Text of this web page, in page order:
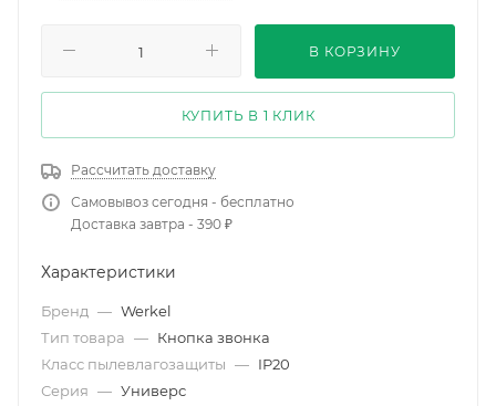
В КОРЗИНУ
КУПИТЬ В 1 КЛИК
Рассчитать доставку
Самовывоз сегодня - бесплатно
Доставка завтра - 390 ₽
Характеристики
Бренд — Werkel
Тип товара — Кнопка звонка
Класс пылевлагозащиты — IP20
Серия — Универс